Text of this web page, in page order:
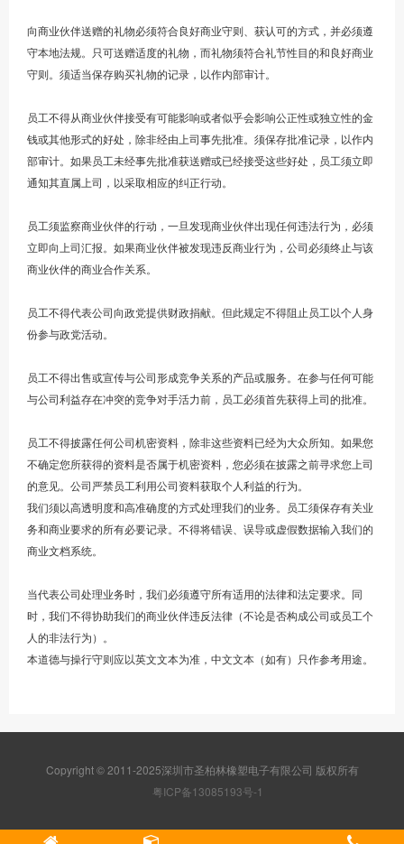
向商业伙伴送赠的礼物必须符合良好商业守则、获认可的方式，并必须遵
守本地法规。只可送赠适度的礼物，而礼物须符合礼节性目的和良好商业
守则。须适当保存购买礼物的记录，以作内部审计。
员工不得从商业伙伴接受有可能影响或者似乎会影响公正性或独立性的金
钱或其他形式的好处，除非经由上司事先批准。须保存批准记录，以作内
部审计。如果员工未经事先批准获送赠或已经接受这些好处，员工须立即
通知其直属上司，以采取相应的纠正行动。
员工须监察商业伙伴的行动，一旦发现商业伙伴出现任何违法行为，必须
立即向上司汇报。如果商业伙伴被发现违反商业行为，公司必须终止与该
商业伙伴的商业合作关系。
员工不得代表公司向政党提供财政捐献。但此规定不得阻止员工以个人身
份参与政党活动。
员工不得出售或宣传与公司形成竞争关系的产品或服务。在参与任何可能
与公司利益存在冲突的竞争对手活力前，员工必须首先获得上司的批准。
员工不得披露任何公司机密资料，除非这些资料已经为大众所知。如果您
不确定您所获得的资料是否属于机密资料，您必须在披露之前寻求您上司
的意见。公司严禁员工利用公司资料获取个人利益的行为。
我们须以高透明度和高准确度的方式处理我们的业务。员工须保存有关业
务和商业要求的所有必要记录。不得将错误、误导或虚假数据输入我们的
商业文档系统。
当代表公司处理业务时，我们必须遵守所有适用的法律和法定要求。同
时，我们不得协助我们的商业伙伴违反法律（不论是否构成公司或员工个
人的非法行为）。
本道德与操行守则应以英文文本为准，中文文本（如有）只作参考用途。
Copyright © 2011-2025深圳市圣柏林橡塑电子有限公司 版权所有
粤ICP备13085193号-1